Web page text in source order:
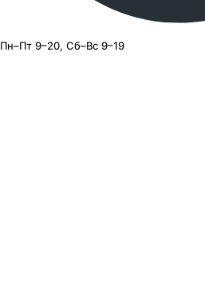
Пн–Пт 9–20, Сб–Вс 9–19